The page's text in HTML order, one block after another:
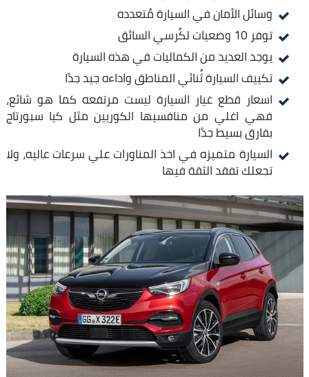
وسائل الأمان في السيارة مُتعدده
توفر 10 وضعيات لكُرسي السائق
يوجد العديد من الكماليات في هذه السيارة
تكييف السيارة ثُنائي المناطق واداءه جيد جدًا
اسعار قطع غيار السيارة ليست مرتفعه كما هو شائع،
فهي اغلي من منافسيها الكوريين مثل كيا سبورتاج
بفارق بسيط جدًا
السيارة متميزه في اخذ المناورات علي سرعات عاليه، ولا
تجعلك تفقد الثقة فيها